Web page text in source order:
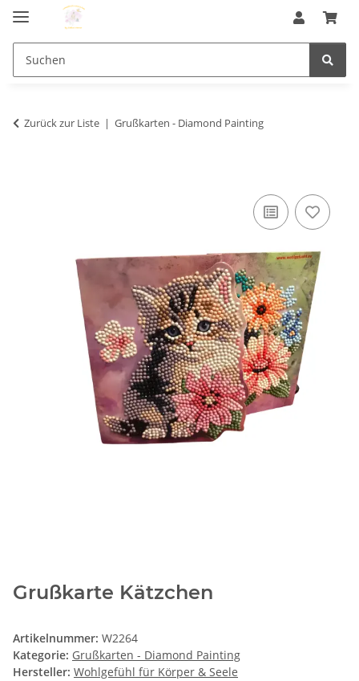
Zurück zur Liste Grußkarten - Diamond Painting
Grußkarte Kätzchen
Artikelnummer: W2264
Kategorie: Grußkarten - Diamond Painting
Hersteller: Wohlgefühl für Körper & Seele